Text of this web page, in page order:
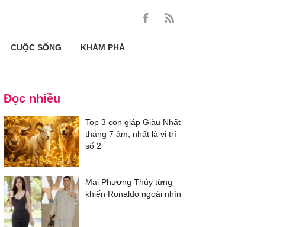
CUỘC SỐNG KHÁM PHÁ
Đọc nhiều
Top 3 con giáp Giàu Nhất
tháng 7 âm, nhất là vị trí
số 2
Mai Phương Thúy từng
khiến Ronaldo ngoái nhìn